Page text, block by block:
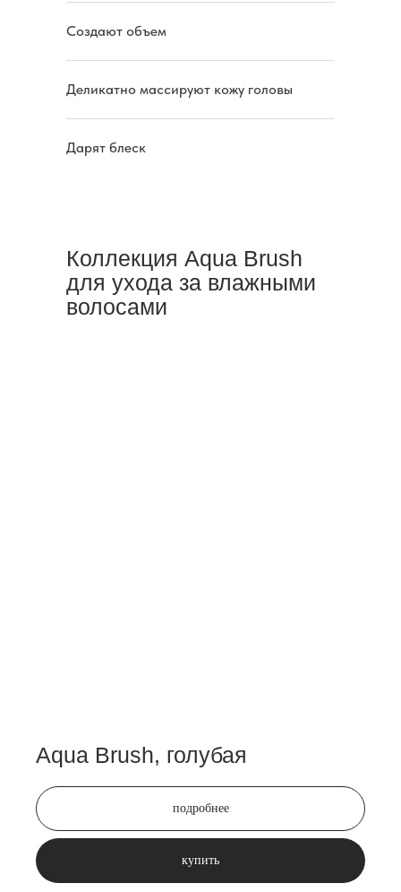
Деликатно массируют кожу головы
Создают объем
Дарят блеск
Коллекция Aqua Brush
для ухода за влажными
волосами
Aqua Brush, голубая
подробнее
купить